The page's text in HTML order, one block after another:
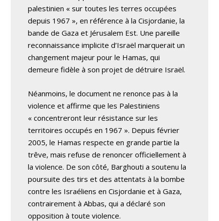
palestinien « sur toutes les terres occupées
depuis 1967 », en référence à la Cisjordanie, la
bande de Gaza et Jérusalem Est. Une pareille
reconnaissance implicite d’Israël marquerait un
changement majeur pour le Hamas, qui
demeure fidèle à son projet de détruire Israël.
Néanmoins, le document ne renonce pas à la
violence et affirme que les Palestiniens
« concentreront leur résistance sur les
territoires occupés en 1967 ». Depuis février
2005, le Hamas respecte en grande partie la
trêve, mais refuse de renoncer officiellement à
la violence. De son côté, Barghouti a soutenu la
poursuite des tirs et des attentats à la bombe
contre les Israéliens en Cisjordanie et à Gaza,
contrairement à Abbas, qui a déclaré son
opposition à toute violence.